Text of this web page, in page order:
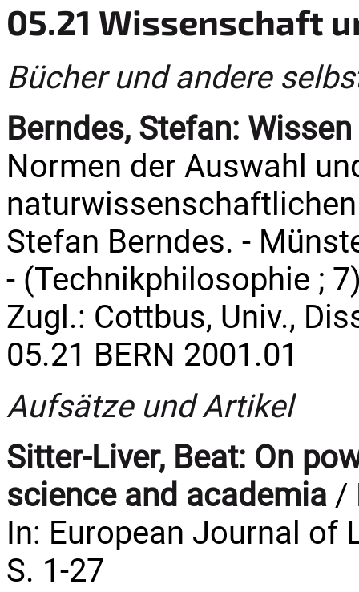
05.21 Wissenschaft
Bücher und andere
Berndes, Stefan:
Normen der Auswahl
Stefan Berndes. -
- (Technikphilosophie ;
Zugl.: Cottbus, Univ.,
05.21 BERN 2001.01
Aufsätze und Artikel
Sitter-Liver, Beat: On
science and academia /
In: European Journal of
S. 1-27